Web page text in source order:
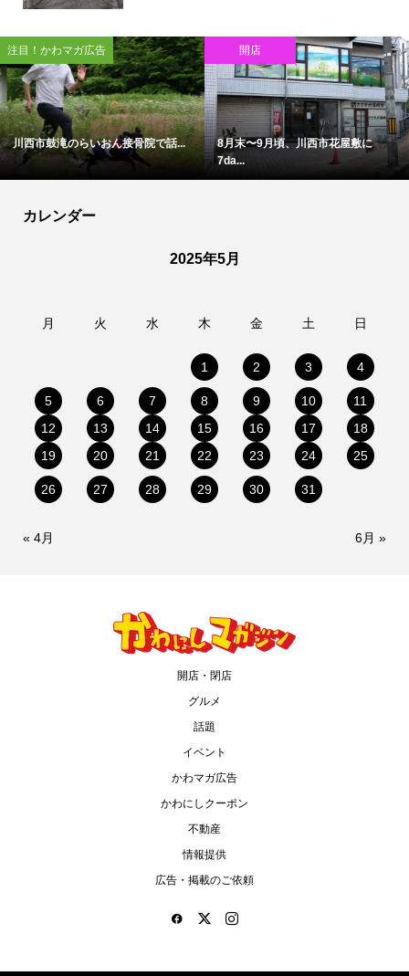
注目！かわマガ広告
川西市鼓滝のらいおん接骨院で話...
開店
8月末〜9月頃、川西市花屋敷に
7da...
カレンダー
2025年5月
月 火 水 木 金 土 日
1 2 3 4
5 6 7 8 9 10
11
12
13 14 15 16 17
18
19
20 21 22 23 24 25
26 27 28 29 30 31
« 4月 6月 »
開店・閉店
グルメ
話題
イベント
かわマガ広告
かわにしクーポン
不動産
情報提供
広告・掲載のご依頼